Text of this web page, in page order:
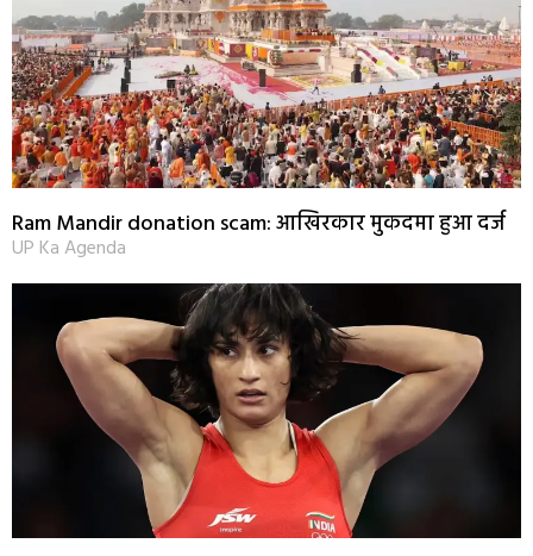
Ram Mandir donation scam: आखिरकार मुकदमा हुआ दर्ज
UP Ka Agenda